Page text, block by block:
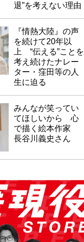
退”を考えない理由
『情熱大陸』の声
を続けて20年以
上 “伝える”ことを
考え続けたナレー
ター・窪田等の人
生に迫る
みんなが笑ってい
てほしいから 心
で描く絵本作家
長谷川義史さん